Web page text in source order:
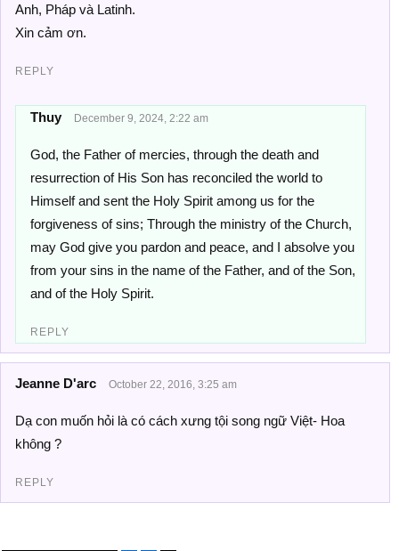
Anh, Pháp và Latinh.
Xin cảm ơn.
REPLY
Thuy December 9, 2024, 2:22 am
God, the Father of mercies, through the death and
resurrection of His Son has reconciled the world to
Himself and sent the Holy Spirit among us for the
forgiveness of sins; Through the ministry of the Church,
may God give you pardon and peace, and I absolve you
from your sins in the name of the Father, and of the Son,
and of the Holy Spirit.
REPLY
Jeanne D'arc October 22, 2016, 3:25 am
Dạ con muốn hỏi là có cách xưng tội song ngữ Việt- Hoa
không ?
REPLY